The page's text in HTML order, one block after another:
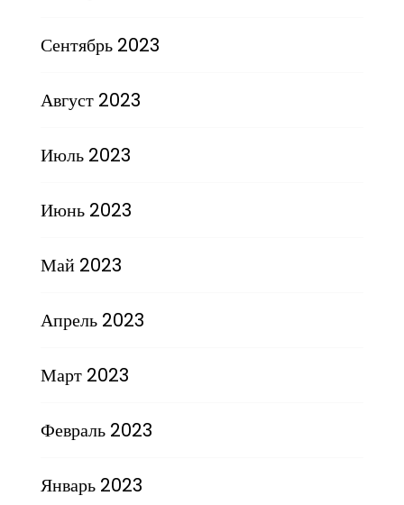
Сентябрь 2023
Август 2023
Июль 2023
Июнь 2023
Май 2023
Апрель 2023
Март 2023
Февраль 2023
Январь 2023